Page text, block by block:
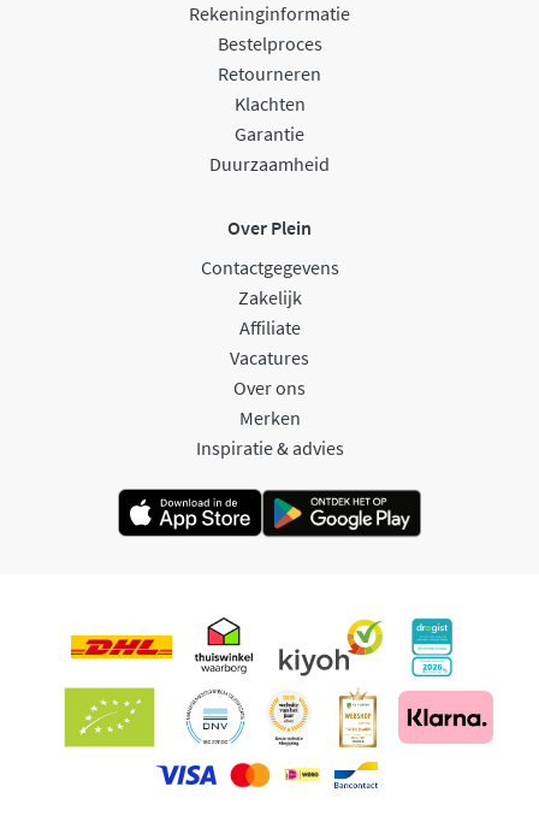
Rekeninginformatie
Bestelproces
Retourneren
Klachten
Garantie
Duurzaamheid
Over Plein
Contactgegevens
Zakelijk
Affiliate
Vacatures
Over ons
Merken
Inspiratie & advies